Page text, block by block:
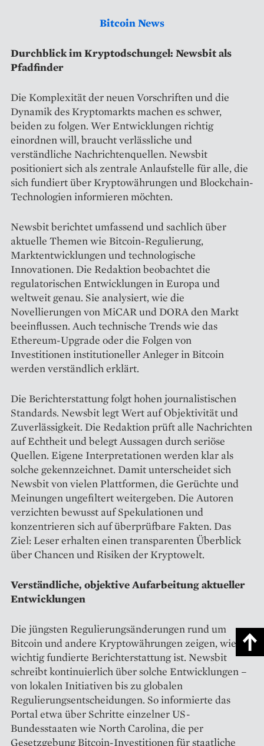
Bitcoin News
Durchblick im Kryptodschungel: Newsbit als
Pfadfinder
Die Komplexität der neuen Vorschriften und die
Dynamik des Kryptomarkts machen es schwer,
beiden zu folgen. Wer Entwicklungen richtig
einordnen will, braucht verlässliche und
verständliche Nachrichtenquellen. Newsbit
positioniert sich als zentrale Anlaufstelle für alle, die
sich fundiert über Kryptowährungen und Blockchain-
Technologien informieren möchten.
Newsbit berichtet umfassend und sachlich über
aktuelle Themen wie Bitcoin-Regulierung,
Marktentwicklungen und technologische
Innovationen. Die Redaktion beobachtet die
regulatorischen Entwicklungen in Europa und
weltweit genau. Sie analysiert, wie die
Novellierungen von MiCAR und DORA den Markt
beeinflussen. Auch technische Trends wie das
Ethereum-Upgrade oder die Folgen von
Investitionen institutioneller Anleger in Bitcoin
werden verständlich erklärt.
Die Berichterstattung folgt hohen journalistischen
Standards. Newsbit legt Wert auf Objektivität und
Zuverlässigkeit. Die Redaktion prüft alle Nachrichten
auf Echtheit und belegt Aussagen durch seriöse
Quellen. Eigene Interpretationen werden klar als
solche gekennzeichnet. Damit unterscheidet sich
Newsbit von vielen Plattformen, die Gerüchte und
Meinungen ungefiltert weitergeben. Die Autoren
verzichten bewusst auf Spekulationen und
konzentrieren sich auf überprüfbare Fakten. Das
Ziel: Leser erhalten einen transparenten Überblick
über Chancen und Risiken der Kryptowelt.
Verständliche, objektive Aufarbeitung aktueller
Entwicklungen
Die jüngsten Regulierungsänderungen rund um
Bitcoin und andere Kryptowährungen zeigen, wie
wichtig fundierte Berichterstattung ist. Newsbit
schreibt kontinuierlich über solche Entwicklungen –
von lokalen Initiativen bis zu globalen
Regulierungsentscheidungen. So informierte das
Portal etwa über Schritte einzelner US-
Bundesstaaten wie North Carolina, die per
Gesetzgebung Bitcoin-Investitionen für staatliche